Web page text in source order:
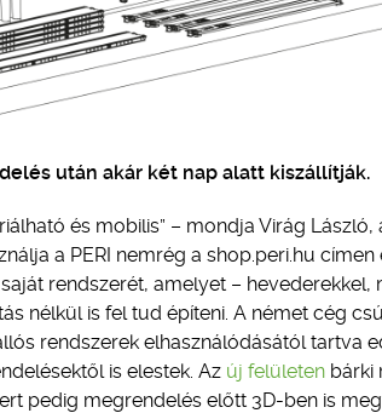
után akár két nap alatt kiszállítják.
és mobilis” – mondja Virág László,
a PERI nemrég a shop.peri.hu
rendszerét, amelyet – hevederekkel,
nélkül is fel tud építeni. A német cég
rendszerek elhasználódásától tartva
is elestek. Az új felületen bárki
pedig megrendelés előtt 3D-ben is